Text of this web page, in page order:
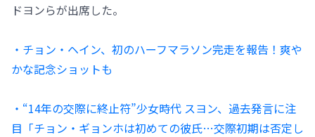
ドヨンらが出席した。
・チョン・ヘイン、初のハーフマラソン完走を報告！爽や
かな記念ショットも
・“14年の交際に終止符”少女時代 スヨン、過去発言に注
目「チョン・ギョンホは初めての彼氏…交際初期は否定し